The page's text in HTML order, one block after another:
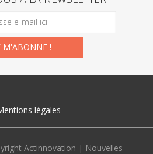
légales
Actinnovation | Nouvelles